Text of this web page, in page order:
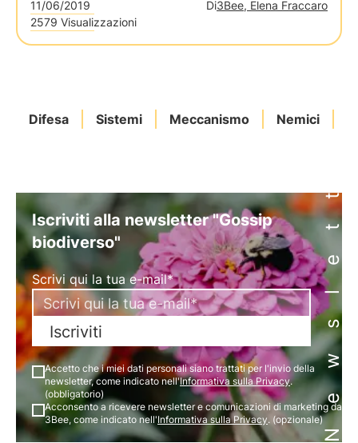
11/06/2019 Di3Bee, Elena Fraccaro
2579 Visualizzazioni
Difesa Sistemi Meccanismo NemiciNewsletter
Iscriviti alla newsletter "Gossip
biodiverso"
Scrivi qui la tua e-mail*
Iscriviti
Accetto che i miei dati personali siano trattati per l'invio della
newsletter, come indicato nell'Informativa sulla Privacy.
(obbligatorio)
Acconsento a ricevere newsletter e comunicazioni di marketing da
3Bee, come indicato nell'Informativa sulla Privacy. (opzionale)